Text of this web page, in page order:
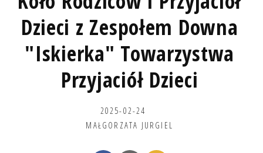
Dzieci z Zespołem Downa
"Iskierka" Towarzystwa
Przyjaciół Dzieci
2025-02-24
MAŁGORZATA JURGIEL